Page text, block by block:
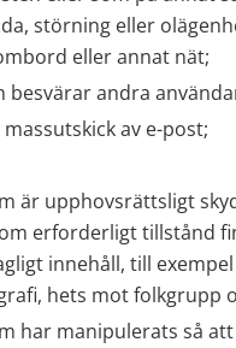
störning eller
eller annat nät;
besvärar andra
av e-post;
är upphovsrättsligt
erforderligt tillstånd
innehåll, till exempel
hets mot folkgrupp
har manipulerats så